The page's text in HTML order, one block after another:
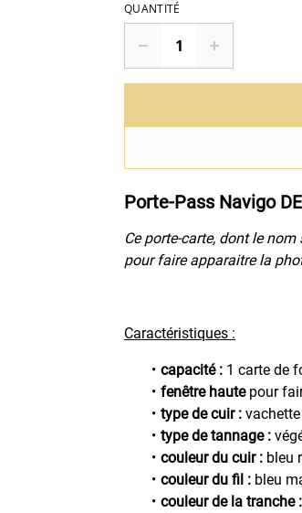
QUANTITÉ
Porte-Pass Navigo
Ce porte-carte, dont le
pour faire apparaitre la
Caractéristiques :
capacité : 1 carte de
fenêtre hautepour
type de cuir :
type de tannage :
couleur du cuir : bleu
couleur du fil : bleu
couleur de la tranche :